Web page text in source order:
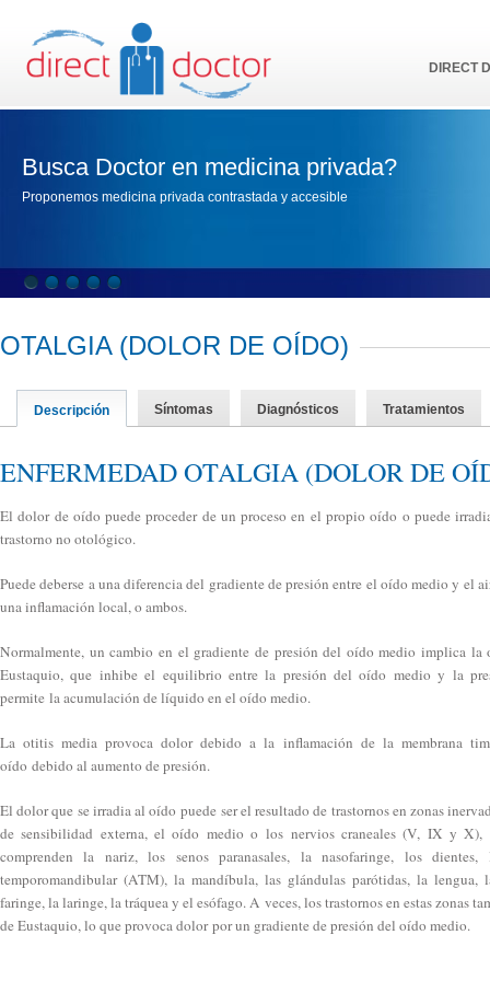
DIRECT
Busca Doctor en medicina privada?
Proponemos medicina privada contrastada y accesible
OTALGIA (DOLOR DE OÍDO)
Descripción Síntomas Diagnósticos Tratamientos
ENFERMEDAD OTALGIA (DOLOR DE
El dolor de oído puede proceder de un proceso en el propio oído o puede
trastorno no otológico.
Puede deberse a una diferencia del gradiente de presión entre el oído medio y el
una inflamación local, o ambos.
Normalmente, un cambio en el gradiente de presión del oído medio implica la
Eustaquio, que inhibe el equilibrio entre la presión del oído medio y la
permite la acumulación de líquido en el oído medio.
La otitis media provoca dolor debido a la inflamación de la membrana
oído debido al aumento de presión.
El dolor que se irradia al oído puede ser el resultado de trastornos en zonas
de sensibilidad externa, el oído medio o los nervios craneales (V, IX y X),
comprenden la nariz, los senos paranasales, la nasofaringe, los
temporomandibular (ATM), la mandíbula, las glándulas parótidas, la lengua,
faringe, la laringe, la tráquea y el esófago. A veces, los trastornos en estas zonas
de Eustaquio, lo que provoca dolor por un gradiente de presión del oído medio.